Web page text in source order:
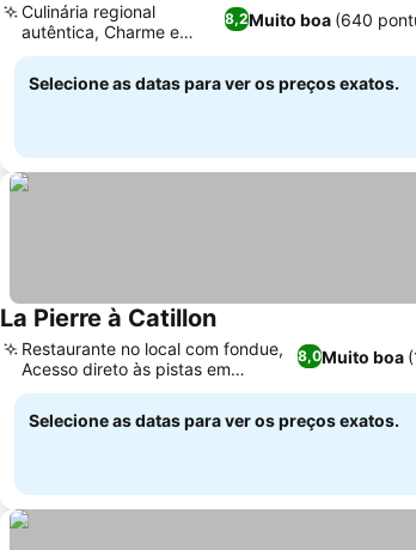
8,2Muito boa (640
Culinária regional
autêntica, Charme e
história
Selecione as datas para ver os preços exatos.
La Pierre à Catillon
8,0Muito boa
Restaurante no local com fondue,
Acesso direto às pistas em
Moleson
Selecione as datas para ver os preços exatos.